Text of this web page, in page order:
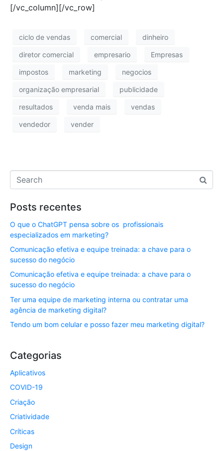
[/vc_column][/vc_row]
ciclo de vendas comercial dinheiro
diretor comercial empresario Empresas
impostos marketing negocios
organização empresarial publicidade
resultados venda mais vendas
vendedor vender
Posts recentes
O que o ChatGPT pensa sobre os profissionais
especializados em marketing?
Comunicação efetiva e equipe treinada: a chave para o
sucesso do negócio
Comunicação efetiva e equipe treinada: a chave para o
sucesso do negócio
Ter uma equipe de marketing interna ou contratar uma
agência de marketing digital?
Tendo um bom celular e posso fazer meu marketing digital?
Categorias
Aplicativos
COVID-19
Criação
Criatividade
Críticas
Design